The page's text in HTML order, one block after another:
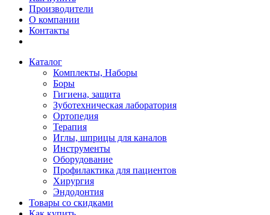
Производители
О компании
Контакты
Каталог
Комплекты, Наборы
Боры
Гигиена, защита
Зуботехническая лаборатория
Ортопедия
Терапия
Иглы, шприцы для каналов
Инструменты
Оборудование
Профилактика для пациентов
Хирургия
Эндодонтия
Товары со скидками